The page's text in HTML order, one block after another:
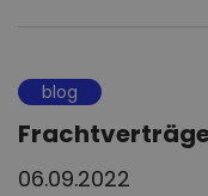
blog
06.09.2022